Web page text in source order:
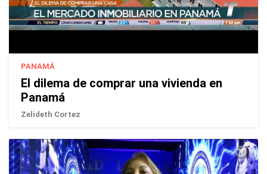
PANAMÁ
El dilema de comprar una vivienda en
Panamá
Zelideth Cortez